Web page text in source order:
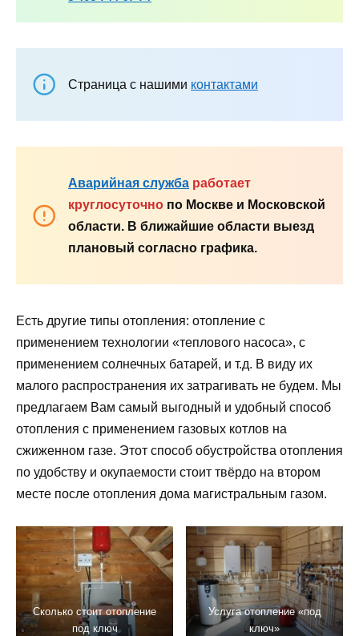
Страница с нашими контактами
Аварийная служба работает
круглосуточно по Москве и Московской
области. В ближайшие области выезд
плановый согласно графика.
Есть другие типы отопления: отопление с
применением технологии «теплового насоса», с
применением солнечных батарей, и т.д. В виду их
малого распространения их затрагивать не будем. Мы
предлагаем Вам самый выгодный и удобный способ
отопления с применением газовых котлов на
сжиженном газе. Этот способ обустройства отопления
по удобству и окупаемости стоит твёрдо на втором
месте после отопления дома магистральным газом.
Сколько стоит отопление
под ключ
Услуга отопление «под
ключ»